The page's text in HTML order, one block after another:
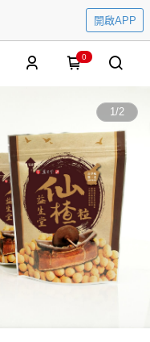
開啟APP
0
1/2